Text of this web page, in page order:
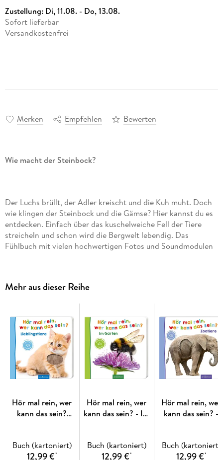
Zustellung: Di, 11.08. - Do, 13.08.
Sofort lieferbar
Versandkostenfrei
Merken Empfehlen Bewerten
Wie macht der Steinbock?
Der Luchs brüllt, der Adler kreischt und die Kuh muht. Doch
wie klingen der Steinbock und die Gämse? Hier kannst du es
entdecken. Einfach über das kuschelweiche Fell der Tiere
streicheln und schon wird die Bergwelt lebendig. Das
Fühlbuch mit vielen hochwertigen Fotos und Soundmodulen
Fühlen, Hören und Staunen
Auf jeder Doppelseite wird ein Bergtier mit vielen
anschaulichen Fotos und einem kurzen Sachtext vorgestellt.
Das weiche Fell lädt zum Fühlen ein und beim
Darüberstreicheln wird das passende Tiergeräusch ausgelöst.
Auge-Koordination, die Lautbildung und das Sprechen. Das
Fühlbuch mit Sound eignet sich für Kinder ab 6 Monaten.
Hoher Wiedererkennungsfaktor: Die hochwertigen Tierfotos
Mehr aus dieser Reihe
Hör mal rein, wer
kann das sein?
Buch (kartoniert)
12,99 €*
Hör mal rein, wer
kann das sein? - Im
Buch (kartoniert)
12,99 €*
Hör mal rein, wer
kann das sein? -
Buch (kartoniert)
12,99 €*